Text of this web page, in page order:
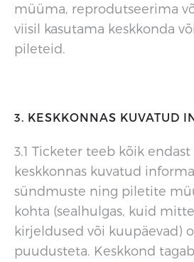
müüma, reprodutseerima
viisil kasutama keskkonda
pileteid.
3. KESKKONNAS KUVATUD
3.1 Ticketer teeb kõik
keskkonnas kuvatud
sündmuste ning piletite
kohta (sealhulgas, kuid
kirjeldused või kuupäevad)
puudusteta. Keskkond